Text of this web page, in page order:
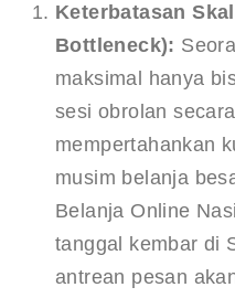
Keterbatasan
Bottleneck):
maksimal hanya
sesi obrolan
mempertahankan
musim belanja
Belanja Online
tanggal kembar di
antrean pesan